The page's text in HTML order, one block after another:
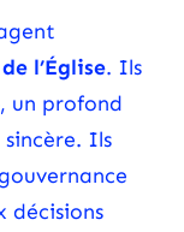
l’Église. Ils
, un profond
Ils
décisions